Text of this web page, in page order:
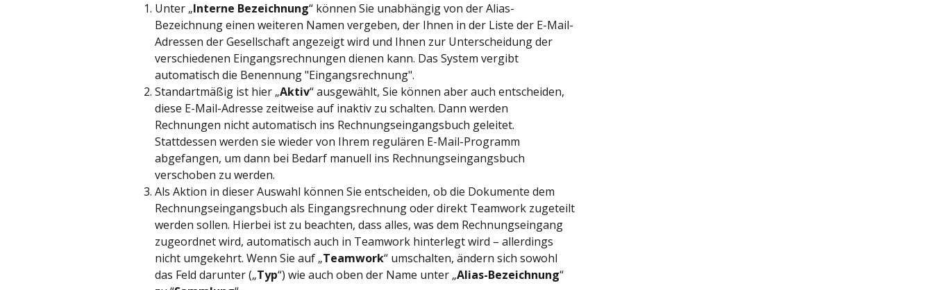
Unter „Interne Bezeichnung“ können Sie unabhängig von der Alias-
Bezeichnung einen weiteren Namen vergeben, der Ihnen in der Liste der E-Mail-
Adressen der Gesellschaft angezeigt wird und Ihnen zur Unterscheidung der
verschiedenen Eingangsrechnungen dienen kann. Das System vergibt
automatisch die Benennung "Eingangsrechnung".
Standartmäßig ist hier „Aktiv“ ausgewählt, Sie können aber auch entscheiden,
diese E-Mail-Adresse zeitweise auf inaktiv zu schalten. Dann werden
Rechnungen nicht automatisch ins Rechnungseingangsbuch geleitet.
Stattdessen werden sie wieder von Ihrem regulären E-Mail-Programm
abgefangen, um dann bei Bedarf manuell ins Rechnungseingangsbuch
verschoben zu werden.
Als Aktion in dieser Auswahl können Sie entscheiden, ob die Dokumente dem
Rechnungseingangsbuch als Eingangsrechnung oder direkt Teamwork zugeteilt
werden sollen. Hierbei ist zu beachten, dass alles, was dem Rechnungseingang
zugeordnet wird, automatisch auch in Teamwork hinterlegt wird – allerdings
nicht umgekehrt. Wenn Sie auf „Teamwork“ umschalten, ändern sich sowohl
das Feld darunter („Typ“) wie auch oben der Name unter „Alias-Bezeichnung“